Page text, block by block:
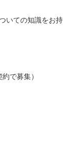
いての知識をお持
で募集）